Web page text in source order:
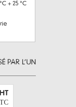
+ 25 °C
PAR L’UN
HT